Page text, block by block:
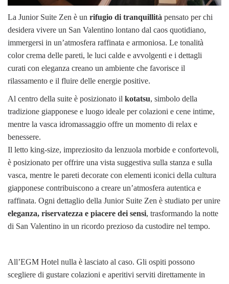
La Junior Suite Zen è un rifugio di tranquillità pensato per chi
desidera vivere un San Valentino lontano dal caos quotidiano,
immergersi in un’atmosfera raffinata e armoniosa. Le tonalità
color crema delle pareti, le luci calde e avvolgenti e i dettagli
curati con eleganza creano un ambiente che favorisce il
rilassamento e il fluire delle energie positive.
Al centro della suite è posizionato il kotatsu, simbolo della
tradizione giapponese e luogo ideale per colazioni e cene intime,
mentre la vasca idromassaggio offre un momento di relax e
benessere.
Il letto king-size, impreziosito da lenzuola morbide e confortevoli,
è posizionato per offrire una vista suggestiva sulla stanza e sulla
vasca, mentre le pareti decorate con elementi iconici della cultura
giapponese contribuiscono a creare un’atmosfera autentica e
raffinata. Ogni dettaglio della Junior Suite Zen è studiato per unire
eleganza, riservatezza e piacere dei sensi, trasformando la notte
di San Valentino in un ricordo prezioso da custodire nel tempo.
All’EGM Hotel nulla è lasciato al caso. Gli ospiti possono
scegliere di gustare colazioni e aperitivi serviti direttamente in